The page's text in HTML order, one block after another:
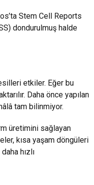
Stem Cell Reports
dondurulmuş halde
etkiler. Eğer bu
Daha önce yapılan
tam bilinmiyor.
üretimini sağlayan
kısa yaşam döngüleri
hızlı